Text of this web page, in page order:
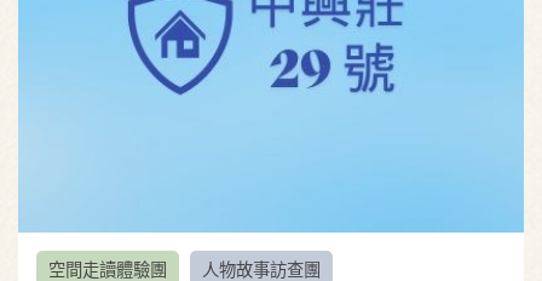
空間走讀體驗團 人物故事訪查團